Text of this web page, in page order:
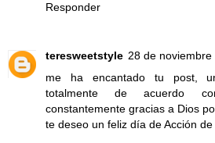
Responder
teresweetstyle 28 de
me ha encantado tu post,
totalmente de acuerdo
constantemente gracias a Dios
te deseo un feliz día de Acción